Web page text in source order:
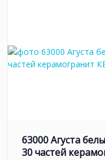
63000 Агуста
30 частей